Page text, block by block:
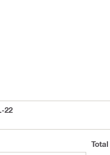
22
Total